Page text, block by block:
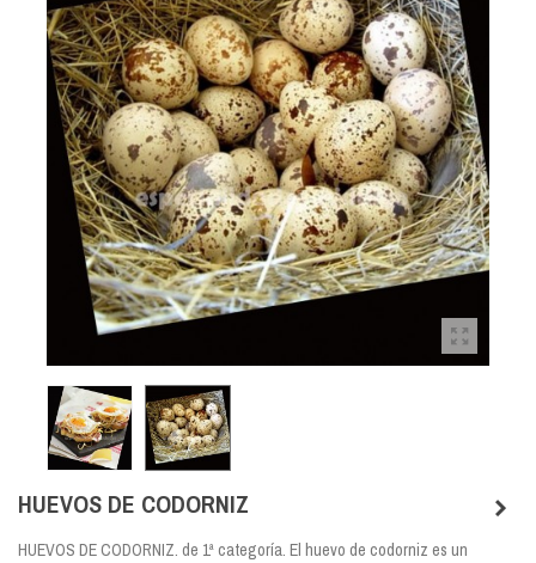
HUEVOS DE CODORNIZ
HUEVOS DE CODORNIZ. de 1ª categoría. El huevo de codorniz es un